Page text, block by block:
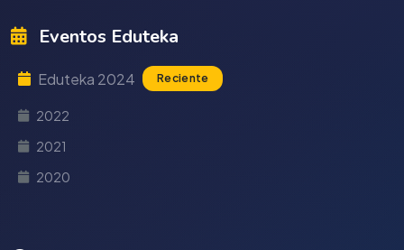
Eventos Eduteka
Eduteka 2024 Reciente
2022
2021
2020